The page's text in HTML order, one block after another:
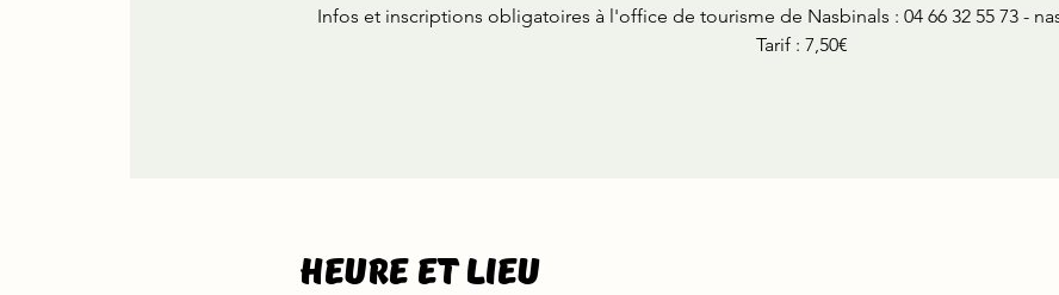
Infos et inscriptions obligatoires à l'office de tourisme de Nasbinals : 04 66 32 55 73 -
Tarif : 7,50€
Heure et lieu